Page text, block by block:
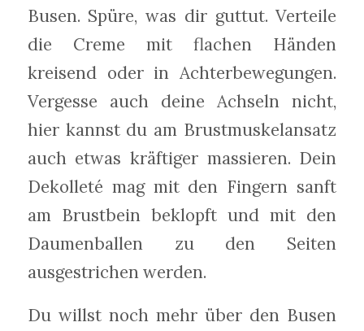
Busen. Spüre, was dir guttut. Verteile
die Creme mit flachen Händen
kreisend oder in Achterbewegungen.
Vergesse auch deine Achseln nicht,
hier kannst du am Brustmuskelansatz
auch etwas kräftiger massieren. Dein
Dekolleté mag mit den Fingern sanft
am Brustbein beklopft und mit den
Daumenballen zu den Seiten
ausgestrichen werden.
Du willst noch mehr über den Busen